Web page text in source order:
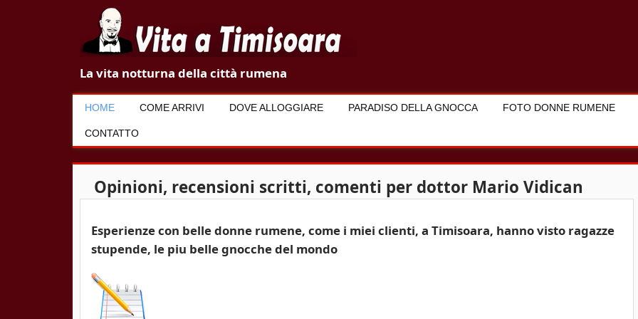
V
t
a
m
La vita notturna della città rumena
HOME COME ARRIVI DOVE ALLOGGIARE PARADISO DELLA GNOCCA FOTO DONNE RUMENE
CONTATTO
Opinioni, recensioni scritti, comenti per dottor Mario Vidican
Esperienze con belle donne rumene, come i miei clienti, a Timisoara, hanno visto ragazze
stupende, le piu belle gnocche del mondo